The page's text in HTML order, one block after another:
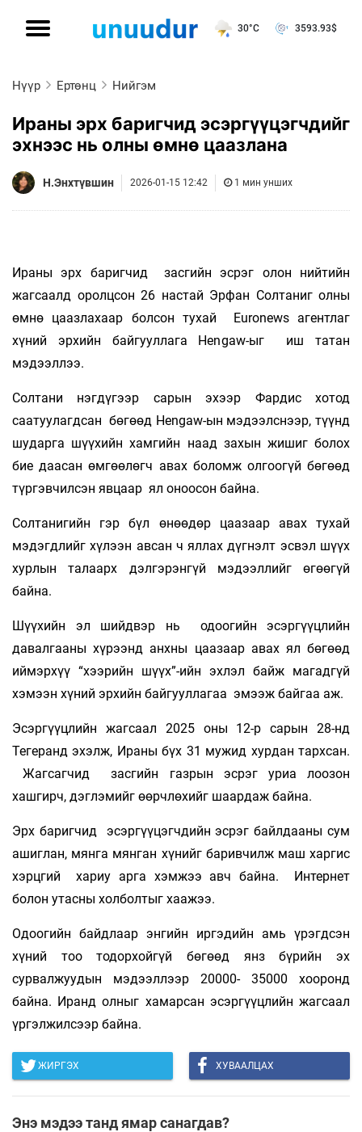
30°C 3593.93$
Нүүр Ертөнц Нийгэм
Ираны эрх баригчид эсэргүүцэгчдийг
эхнээс нь олны өмнө цаазлана
Н.Энхтүвшин 2026-01-15 12:42 1 мин унших
Ираны эрх баригчид засгийн эсрэг олон нийтийн
жагсаалд оролцсон 26 настай Эрфан Солтаниг олны
өмнө цаазлахаар болсон тухай Euronews агентлаг
хүний ​​эрхийн байгууллага Hengaw-ыг иш татан
мэдээллээ.
Солтани нэгдүгээр сарын эхээр Фардис хотод
саатуулагдсан бөгөөд Hengaw-ын мэдээлснээр, түүнд
шударга шүүхийн хамгийн наад захын жишиг болох
бие даасан өмгөөлөгч авах боломж олгоогүй бөгөөд
түргэвчилсэн явцаар ял оноосон байна.
Солтанигийн гэр бүл өнөөдөр цаазаар авах тухай
мэдэгдлийг хүлээн авсан ч яллах дүгнэлт эсвэл шүүх
хурлын талаарх дэлгэрэнгүй мэдээллийг өгөөгүй
байна.
Шүүхийн эл шийдвэр нь одоогийн эсэргүүцлийн
давалгааны хүрээнд анхны цаазаар авах ял бөгөөд
иймэрхүү “хээрийн шүүх”-ийн эхлэл байж магадгүй
хэмээн хүний эрхийн байгууллагаа эмээж байгаа аж.
Эсэргүүцлийн жагсаал 2025 оны 12-р сарын 28-нд
Тегеранд эхэлж, Ираны бүх 31 мужид хурдан тархсан.
Жагсагчид засгийн газрын эсрэг уриа лоозон
хашгирч, дэглэмийг өөрчлөхийг шаардаж байна.
Эрх баригчид эсэргүүцэгчдийн эсрэг байлдааны сум
ашиглан, мянга мянган хүнийг баривчилж маш харгис
хэрцгий хариу арга хэмжээ авч байна. Интернет
болон утасны холболтыг хаажээ.
Одоогийн байдлаар энгийн иргэдийн амь үрэгдсэн
хүний ​​тоо тодорхойгүй бөгөөд янз бүрийн эх
сурвалжуудын мэдээллээр 20000- 35000 хооронд
байна. Иранд олныг хамарсан эсэргүүцлийн жагсаал
үргэлжилсээр байна.
ЖИРГЭХ ХУВААЛЦАХ
Энэ мэдээ танд ямар санагдав?